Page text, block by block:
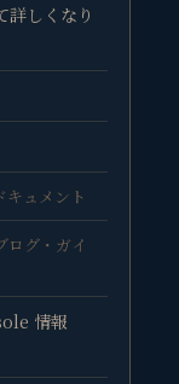
しくなり
ュメント
グ・ガイ
情報